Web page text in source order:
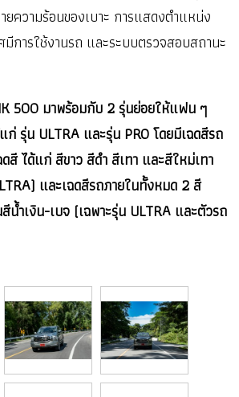
ยความร้อนของเบาะ การแสดงตำแหน่ง
การใช้งานรถ และระบบตรวจสอบสถานะ
500 มาพร้อมกับ 2 รุ่นย่อยให้แฟน ๆ
ก่ รุ่น ULTRA และรุ่น PRO โดยมีเฉดสีรถ
สี ได้แก่ สีขาว สีดำ สีเทา และสีใหม่เทา
และเฉดสีรถภายในทั้งหมด 2 สี
น้ำเงิน-เบจ (เฉพาะรุ่น ULTRA และตัวรถ